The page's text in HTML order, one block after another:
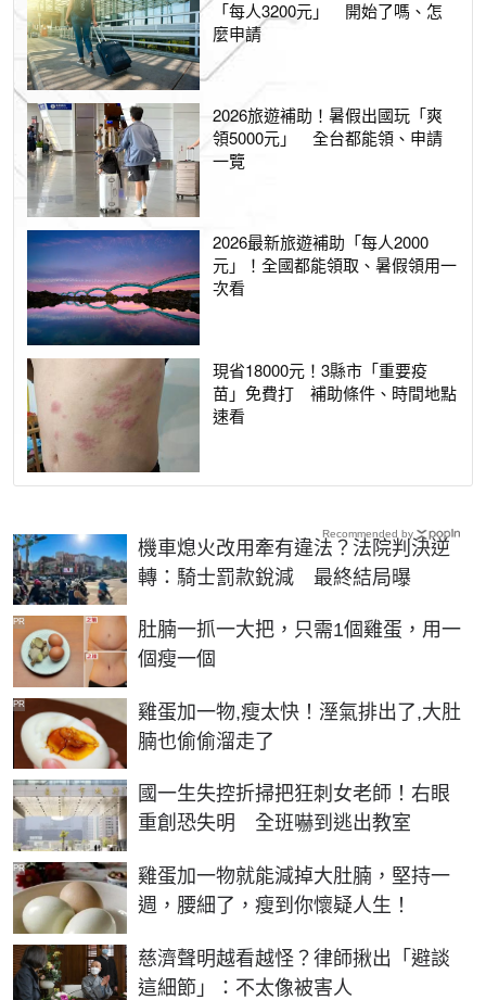
「每人3200元」 開始了嗎、怎
麼申請
2026旅遊補助！暑假出國玩「爽
領5000元」 全台都能領、申請
一覽
2026最新旅遊補助「每人2000
元」！全國都能領取、暑假領用一
次看
現省18000元！3縣市「重要疫
苗」免費打 補助條件、時間地點
速看
機車熄火改用牽有違法？法院判決逆
轉：騎士罰款銳減 最終結局曝
肚腩一抓一大把，只需1個雞蛋，用一
個瘦一個
PR
雞蛋加一物,瘦太快！溼氣排出了,大肚
腩也偷偷溜走了
PR
國一生失控折掃把狂刺女老師！右眼
重創恐失明 全班嚇到逃出教室
雞蛋加一物就能減掉大肚腩，堅持一
週，腰細了，瘦到你懷疑人生！
PR
慈濟聲明越看越怪？律師揪出「避談
這細節」：不太像被害人
Recommended by